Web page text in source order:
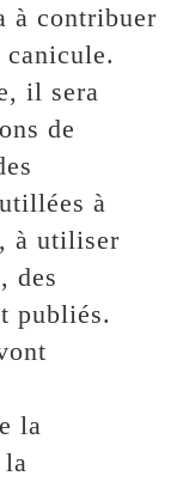
à contribuer
il sera
de
à
à utiliser
des
publiés.
la